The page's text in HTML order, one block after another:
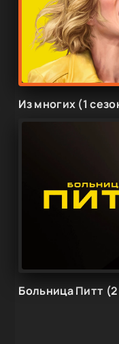
Из многих (1
Больница Питт